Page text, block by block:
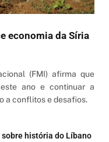
economia da Síria
(FMI) afirma que
ano e continuar a
a conflitos e desafios.
história do Líbano